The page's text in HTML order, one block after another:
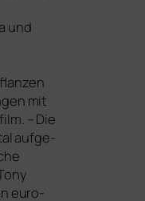
und
mit
– Die
auf­ge­
euro­